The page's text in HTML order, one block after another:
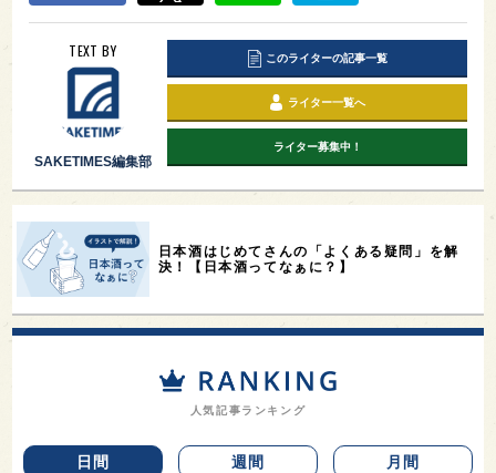
TEXT BY
SAKETIMES編集部
このライターの記事一覧
ライター一覧へ
ライター募集中！
日本酒はじめてさんの「よくある疑問」を解
決！【日本酒ってなぁに？】
人気記事ランキング
日間 週間 月間